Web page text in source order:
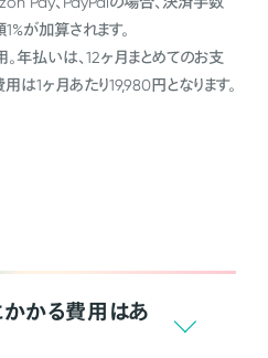
が加算されます。
年払いは、12ヶ月まとめてのお支
は1ヶ月あたり19,980円となります。
かる費用はあ